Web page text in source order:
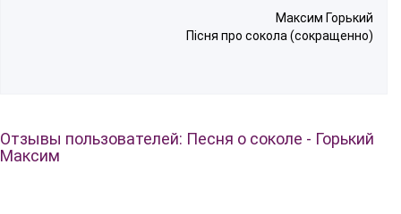
Максим Горький
Пісня про сокола (сокращенно)
Отзывы пользователей: Песня о соколе - Горький
Максим